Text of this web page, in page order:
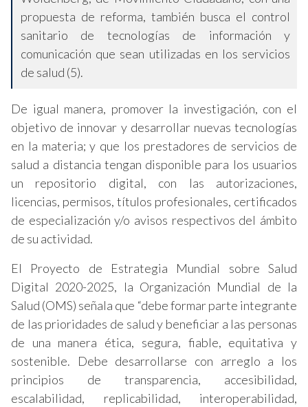
propuesta de reforma, también busca el control
sanitario de tecnologías de información y
comunicación que sean utilizadas en los servicios
de salud (5).
De igual manera, promover la investigación, con el
objetivo de innovar y desarrollar nuevas tecnologías
en la materia; y que los prestadores de servicios de
salud a distancia tengan disponible para los usuarios
un repositorio digital, con las autorizaciones,
licencias, permisos, títulos profesionales, certificados
de especialización y/o avisos respectivos del ámbito
de su actividad.
El Proyecto de Estrategia Mundial sobre Salud
Digital 2020-2025, la Organización Mundial de la
Salud (OMS) señala que “debe formar parte integrante
de las prioridades de salud y beneficiar a las personas
de una manera ética, segura, fiable, equitativa y
sostenible. Debe desarrollarse con arreglo a los
principios de transparencia, accesibilidad,
escalabilidad, replicabilidad, interoperabilidad,